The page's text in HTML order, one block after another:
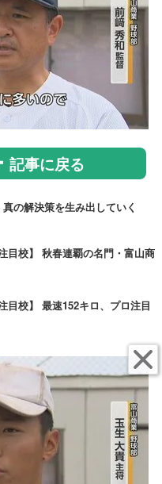
記事に戻る
の解決策を生み出していく
目校】 秋春連覇の名門・富山商
目校】 最速152キロ、プロ注目